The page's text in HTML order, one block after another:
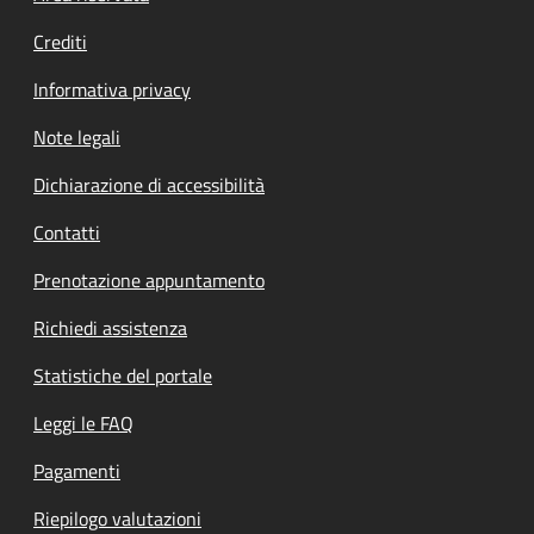
Crediti
Informativa privacy
Note legali
Dichiarazione di accessibilità
Contatti
Prenotazione appuntamento
Richiedi assistenza
Statistiche del portale
Leggi le FAQ
Pagamenti
Riepilogo valutazioni